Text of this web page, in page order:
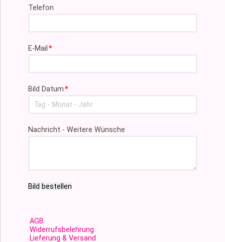
Telefon
Pflichtfeld
E-Mail*
Pflichtfeld
Bild Datum*
Nachricht - Weitere Wünsche
Bild bestellen
AGB
Widerrufsbelehrung
Lieferung & Versand